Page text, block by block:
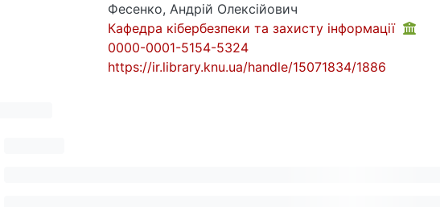
Фесенко, Андрій Олексійович
Кафедра кібербезпеки та захисту інформації
0000-0001-5154-5324
https://ir.library.knu.ua/handle/15071834/1886